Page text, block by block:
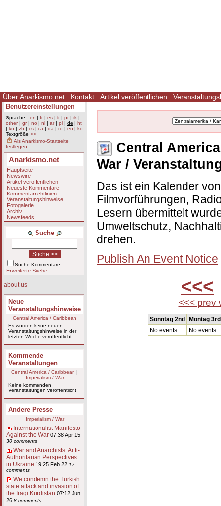
Über Anarkismo.net Kontakt Artikel veröffentlichen
Benutzereinstellungen
Sprache - en | fr| es | it | pt | tk |
other| gr| no | nl | ar| pl | de | ht
| ku | zh | cs | ca | da | ro | eo | ko
Textgröße >>
Als Anarkismo-Startseite
festlegen
Anarkismo.net
Hauptseite
Newswire
Artikel veröffentlichen
Neueste Kommentare
Kommentarrichtlinien
Veranstaltungshinweise
Fotogalerie
Archiv
Newsfeeds
Suche
Suche Kommentare
Erweiterte Suche
about us
Neue
Veranstaltungshinweise
Central America / Caribbean
Es wurden keine neuen
Veranstaltungshinweise in der
letzten Woche veröffentlicht
Kommende
Veranstaltungen
Central America / Caribbean
Imperialism / War
Keine kommenden
Veranstaltungen veröffentlicht
Andere Presse
Imperialism / War
Internationalist Manifesto
Against the War 07:38 Apr 15
30 comments
War and Anarchists: Anti-
Authoritarian Perspectives
in Ukraine 19:25 Feb 22 17
comments
We condemn the Turkish
state attack and invasion of
the Iraqi Kurdistan 07:12 Jun
26 8 comments
Central
War /
Das ist ein Kalender
Filmvorführungen,
Lesern übermittelt
Umweltschutz,
drehen.
Publish An Event Notice
<<<
<<< prev
Sonntag 2nd Montag 3rd
No events
No events